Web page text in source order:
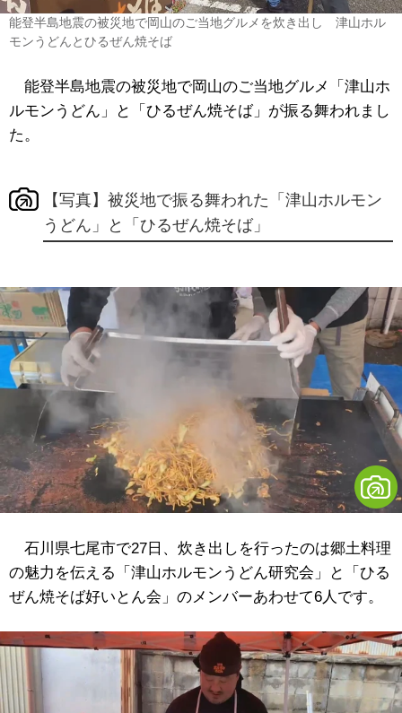
能登半島地震の被災地で岡山のご当地グルメを炊き出し 津山ホル
モンうどんとひるぜん焼そば
能登半島地震の被災地で岡山のご当地グルメ「津山ホ
ルモンうどん」と「ひるぜん焼そば」が振る舞われまし
た。
【写真】被災地で振る舞われた「津山ホルモン
うどん」と「ひるぜん焼そば」
石川県七尾市で27日、炊き出しを行ったのは郷土料理
の魅力を伝える「津山ホルモンうどん研究会」と「ひる
ぜん焼そば好いとん会」のメンバーあわせて6人です。